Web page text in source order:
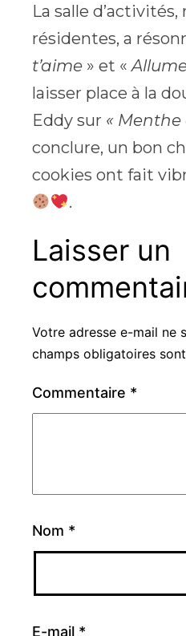
La salle
résidentes, a
t’aime » et «
laisser place à la
Eddy sur « Menthe
conclure, un bon
cookies ont fait
.
Laisser un
Votre adresse e-mail ne
champs obligatoires
Commentaire *
Nom *
E-mail *